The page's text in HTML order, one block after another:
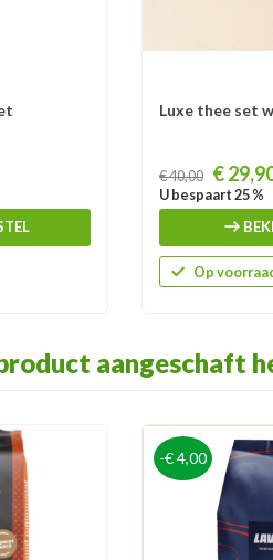
Luxe thee set
Prijs
€ 40,00 €
U bespaart 25 %
Op
aangeschaft
-€ 4,00